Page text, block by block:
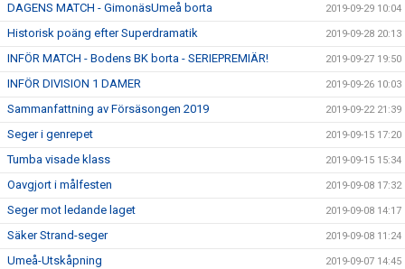
DAGENS MATCH - GimonäsUmeå borta 2019-09-29 10:04
Historisk poäng efter Superdramatik 2019-09-28 20:13
INFÖR MATCH - Bodens BK borta - SERIEPREMIÄR! 2019-09-27 19:50
INFÖR DIVISION 1 DAMER 2019-09-26 10:03
Sammanfattning av Försäsongen 2019 2019-09-22 21:39
Seger i genrepet 2019-09-15 17:20
Tumba visade klass 2019-09-15 15:34
Oavgjort i målfesten 2019-09-08 17:32
Seger mot ledande laget 2019-09-08 14:17
Säker Strand-seger 2019-09-08 11:24
Umeå-Utskåpning 2019-09-07 14:45